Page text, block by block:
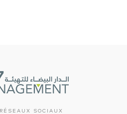
SOCIAUX